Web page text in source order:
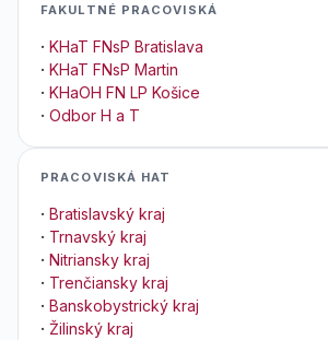
FAKULTNÉ PRACOVISKÁ
· KHaT FNsP Bratislava
· KHaT FNsP Martin
· KHaOH FN LP Košice
· Odbor H a T
PRACOVISKÁ HAT
· Bratislavský kraj
· Trnavský kraj
· Nitriansky kraj
· Trenčiansky kraj
· Banskobystrický kraj
· Žilinský kraj